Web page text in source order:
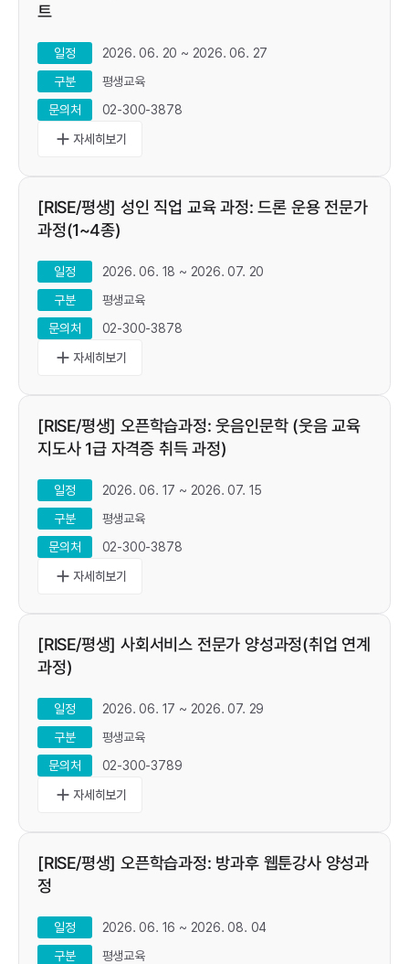
트
일정
2026. 06. 20 ~ 2026. 06. 27
구분
평생교육
문의처
02-300-3878
add
[RISE/평생] 성인 직업 교육 과정: 드론 운용 전문가
과정(1~4종)
일정
2026. 06. 18 ~ 2026. 07. 20
구분
평생교육
문의처
02-300-3878
add
[RISE/평생] 오픈학습과정: 웃음인문학 (웃음 교육
지도사 1급 자격증 취득 과정)
일정
2026. 06. 17 ~ 2026. 07. 15
구분
평생교육
문의처
02-300-3878
add
[RISE/평생] 사회서비스 전문가 양성과정(취업 연계
과정)
일정
2026. 06. 17 ~ 2026. 07. 29
구분
평생교육
문의처
02-300-3789
add
[RISE/평생] 오픈학습과정: 방과후 웹툰강사 양성과
정
일정
2026. 06. 16 ~ 2026. 08. 04
구분
평생교육